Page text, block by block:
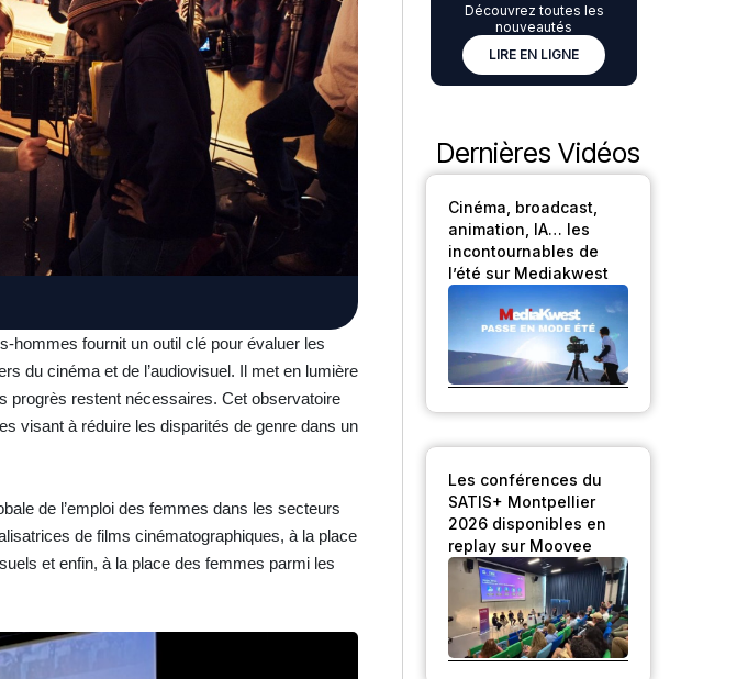
hommes fournit un outil clé pour évaluer les
du cinéma et de l’audiovisuel. Il met en lumière
progrès restent nécessaires. Cet observatoire
visant à réduire les disparités de genre dans un
de l’emploi des femmes dans les secteurs
de films cinématographiques, à la place
et enfin, à la place des femmes parmi les
Découvrez toutes les
nouveautés
LIRE EN LIGNE
Dernières Vidéos
Cinéma, broadcast,
animation, IA… les
incontournables de
l’été sur Mediakwest
Les conférences du
SATIS+ Montpellier
2026 disponibles en
replay sur Moovee